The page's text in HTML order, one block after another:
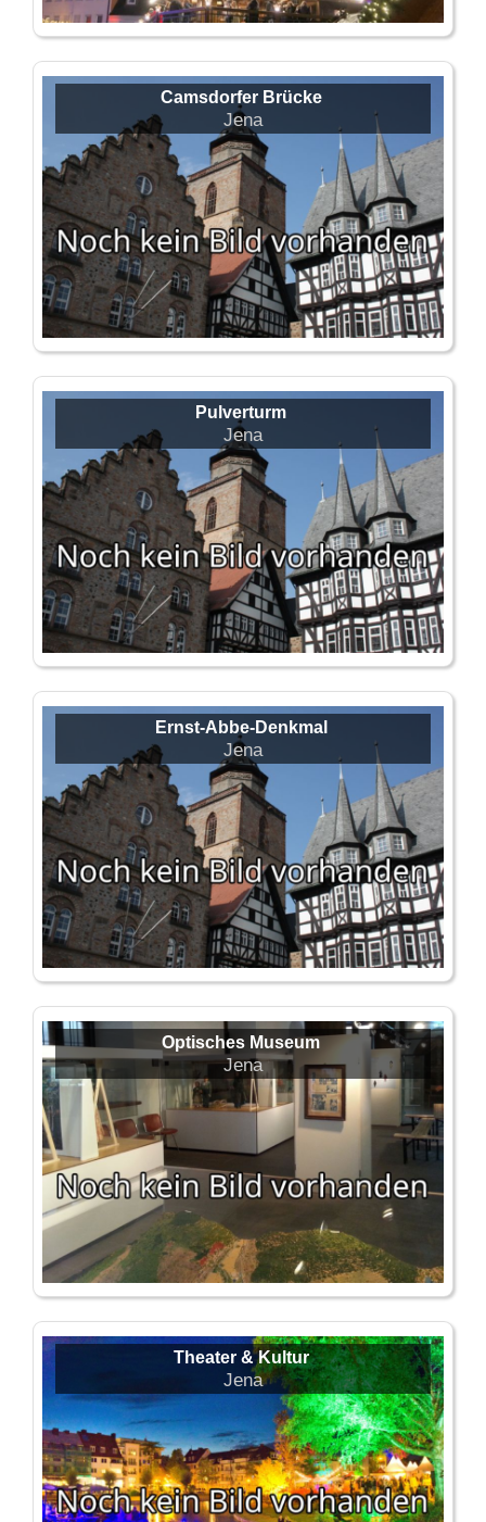
Camsdorfer Brücke
Jena
Pulverturm
Jena
Ernst-Abbe-Denkmal
Jena
Optisches Museum
Jena
Theater & Kultur
Jena